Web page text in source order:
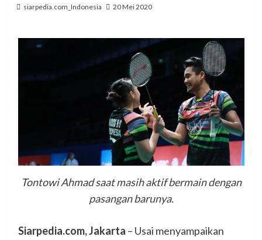
siarpedia.com_Indonesia 20 Mei 2020
Tontowi Ahmad saat masih aktif bermain dengan
pasangan barunya.
Siarpedia.com, Jakarta – Usai menyampaikan